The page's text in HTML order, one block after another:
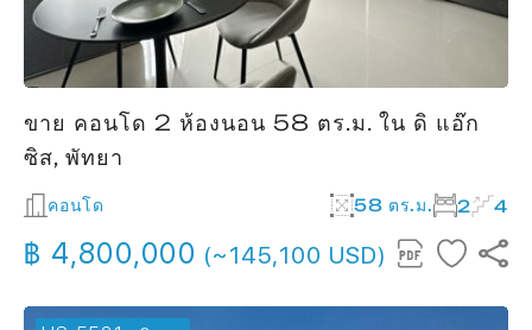
ขาย คอนโด 2 ห้องนอน 58 ตร.ม. ใน ดิ แอ๊ก
ซิส, พัทยา
คอนโด 58 ตร.ม. 2 4
฿ 4,800,000 (~145,100 USD)